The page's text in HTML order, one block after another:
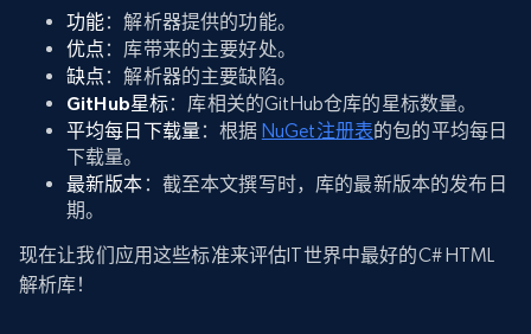
功能：解析器提供的功能。
优点 ：库带来的主要好处。
缺点 ：解析器的主要缺陷。
GitHub星标：库相关的GitHub仓库的星标数量。
平均每日下载量：根据 NuGet注册表的包的平均每日
下载量。
最新版本 ：截至本文撰写时，库的最新版本的发布日
期。
现在让我们应用这些标准来评估IT世界中最好的C# HTML
解析库！